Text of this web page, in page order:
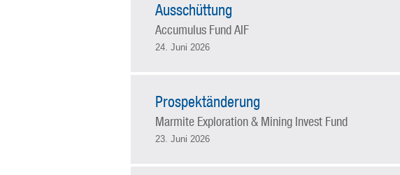
Ausschüttung
Accumulus Fund AIF
24. Juni 2026
Prospektänderung
Marmite Exploration & Mining Invest Fund
23. Juni 2026